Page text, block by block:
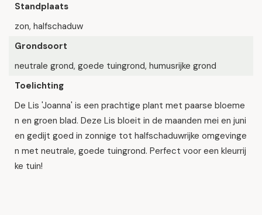
Standplaats
zon, halfschaduw
Grondsoort
neutrale grond, goede tuingrond, humusrijke grond
Toelichting
De Lis 'Joanna' is een prachtige plant met paarse bloeme
n en groen blad. Deze Lis bloeit in de maanden mei en juni
en gedijt goed in zonnige tot halfschaduwrijke omgevinge
n met neutrale, goede tuingrond. Perfect voor een kleurrij
ke tuin!